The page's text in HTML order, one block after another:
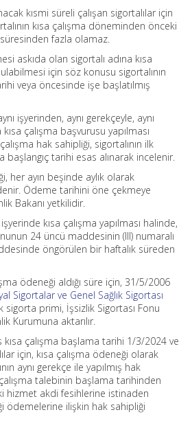
kısmi süreli çalışan sigortalılar için
kısa çalışma döneminden önceki
fazla olamaz.
askıda olan sigortalı adına kısa
için söz konusu sigortalının
veya öncesinde işe başlatılmış
işyerinden, aynı gerekçeyle, aynı
çalışma başvurusu yapılması
hak sahipliği, sigortalının ilk
başlangıç tarihi esas alınarak incelenir.
her ayın beşinde aylık olarak
Ödeme tarihini öne çekmeye
Bakanı yetkilidir.
kısa çalışma yapılması halinde,
24 üncü maddesinin (III) numaralı
öngörülen bir haftalık süreden
ödeneği aldığı süre için, 31/5/2006
Sigortalar ve Genel Sağlık Sigortası
sigorta primi, İşsizlik Sigortası Fonu
Kurumuna aktarılır.
kısa çalışma başlama tarihi 1/3/2024 ve
için, kısa çalışma ödeneği olarak
aynı gerekçe ile yapılmış hak
talebinin başlama tarihinden
hizmet akdi fesihlerine istinaden
ödemelerine ilişkin hak sahipliği